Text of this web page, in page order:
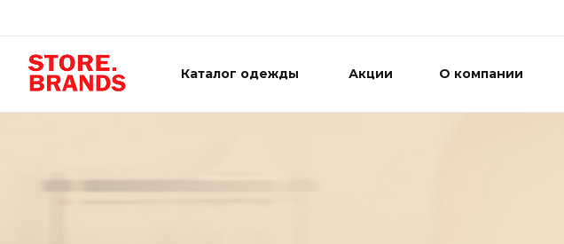
Каталог одежды Акции О компании